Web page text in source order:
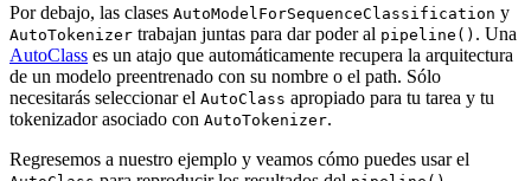
Por debajo, las clases AutoModelForSequenceClassification y
AutoTokenizer trabajan juntas para dar poder al pipeline() . Una
AutoClass es un atajo que automáticamente recupera la arquitectura
de un modelo preentrenado con su nombre o el path. Sólo
necesitarás seleccionar el AutoClass apropiado para tu tarea y tu
tokenizador asociado con AutoTokenizer.
Regresemos a nuestro ejemplo y veamos cómo puedes usar el